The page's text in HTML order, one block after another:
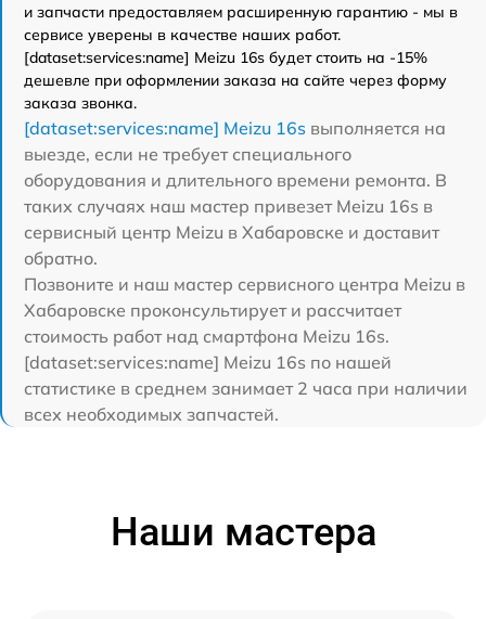
и запчасти предоставляем расширенную гарантию - мы в
сервисе уверены в качестве наших работ.
[dataset:services:name] Meizu 16s будет стоить на -15%
дешевле при оформлении заказа на сайте через форму
заказа звонка.
[dataset:services:name] Meizu 16s выполняется на
выезде, если не требует специального
оборудования и длительного времени ремонта. В
таких случаях наш мастер привезет Meizu 16s в
сервисный центр Meizu в Хабаровске и доставит
обратно.
Позвоните и наш мастер сервисного центра Meizu в
Хабаровске проконсультирует и рассчитает
стоимость работ над смартфона Meizu 16s.
[dataset:services:name] Meizu 16s по нашей
статистике в среднем занимает 2 часа при наличии
всех необходимых запчастей.
Наши мастера